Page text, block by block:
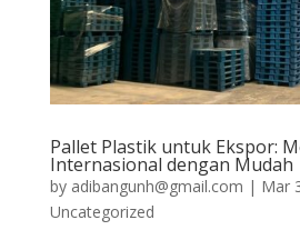
Pallet Plastik untuk Ekspor:
Internasional dengan Mudah
by adibangunh@gmail.com | Mar
Uncategorized